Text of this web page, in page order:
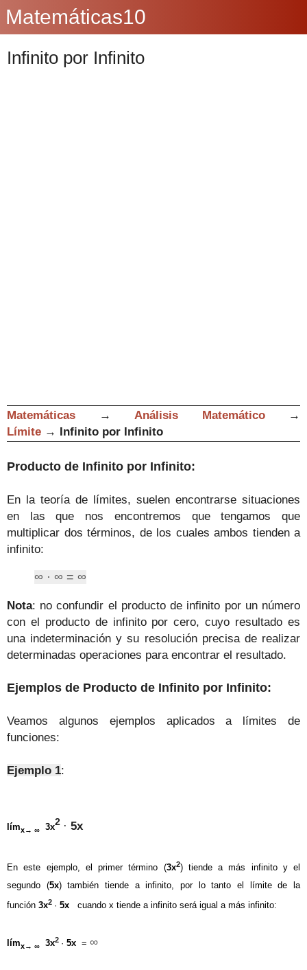
Matemáticas10
Infinito por Infinito
Matemáticas → Análisis Matemático
→
Límite → Infinito por Infinito
Producto de Infinito por Infinito:
En la teoría de límites, suelen encontrarse situaciones
en las que nos encontremos que tengamos que
multiplicar dos términos, de los cuales ambos tienden a
infinito:
∞ · ∞ = ∞
Nota: no confundir el producto de infinito por un número
con el producto de infinito por cero, cuyo resultado es
una indeterminación y su resolución precisa de realizar
determinadas operaciones para encontrar el resultado.
Ejemplos de Producto de Infinito por Infinito:
Veamos algunos ejemplos aplicados a límites de
funciones:
Ejemplo 1:
límx → ∞ 3x2 · 5x
En este ejemplo, el primer término (3x2) tiende a más infinito y el
segundo (5x) también tiende a infinito, por lo tanto el límite de la
función 3x2 · 5x cuando x tiende a infinito será igual a más infinito:
límx→ ∞ 3x2 · 5x = ∞